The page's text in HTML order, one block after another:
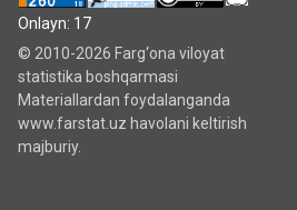
Onlayn: 17
© 2010-2026 Farg‘ona viloyat
statistika boshqarmasi
Materiallardan foydalanganda
www.farstat.uz havolani keltirish
majburiy.